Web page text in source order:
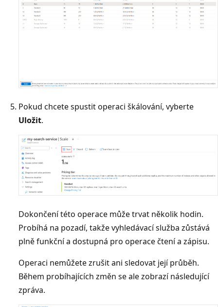
Pokud chcete spustit operaci škálování, vyberte
Uložit.
Dokončení této operace může trvat několik hodin.
Probíhá na pozadí, takže vyhledávací služba zůstává
plně funkční a dostupná pro operace čtení a zápisu.
Operaci nemůžete zrušit ani sledovat její průběh.
Během probíhajících změn se ale zobrazí následující
zpráva.